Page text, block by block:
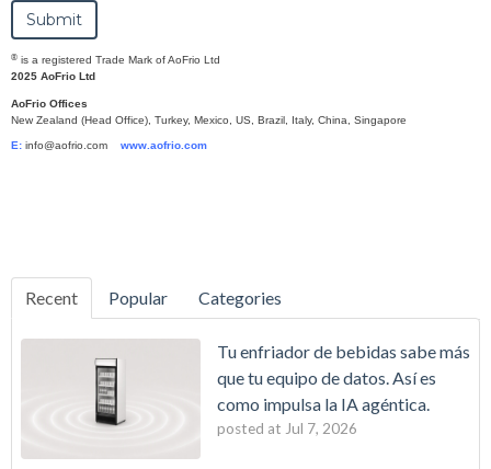
® is a registered Trade Mark of AoFrio Ltd
2025 AoFrio Ltd
AoFrio Offices
New Zealand (Head Office), Turkey, Mexico, US, Brazil, Italy, China, Singapore
E: info@aofrio.com www.aofrio.com
Recent Popular Categories
Tu enfriador de bebidas sabe más
que tu equipo de datos. Así es
como impulsa la IA agéntica.
posted at Jul 7, 2026